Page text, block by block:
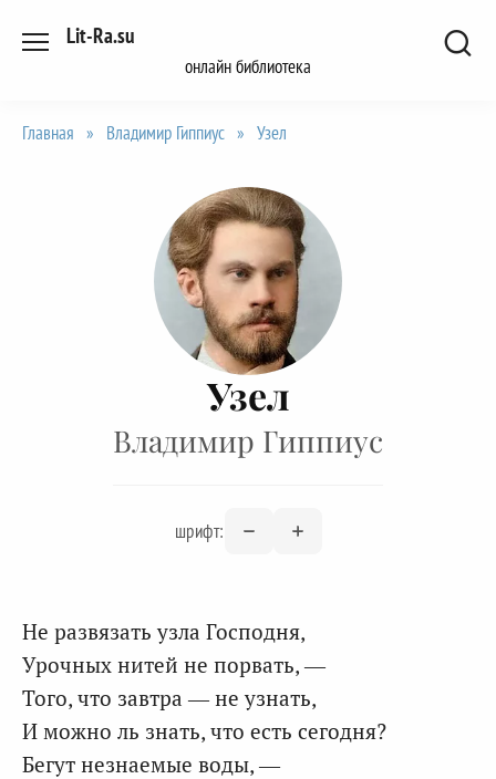
Lit-Ra.su
онлайн библиотека
Главная » Владимир Гиппиус » Узел
Узел
Владимир Гиппиус
шрифт:
Не развязать узла Господня,
Урочных нитей не порвать, —
Того, что завтра — не узнать,
И можно ль знать, что есть сегодня?
Бегут незнаемые воды, —